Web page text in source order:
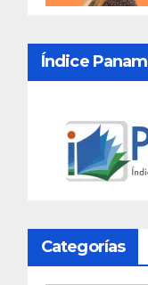
Índice
Categorías